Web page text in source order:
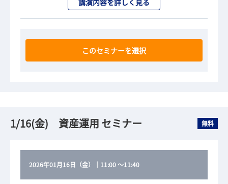
講演内容を詳しく見る
このセミナーを選択
1/16(金) 資産運用 セミナー 無料
2026年01月16日（金） 11:00～11:40